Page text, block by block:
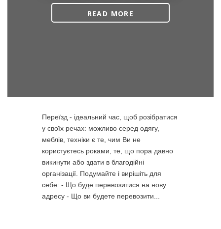
READ MORE
Переїзд - ідеальний час, щоб розібратися
у своїх речах: можливо серед одягу,
меблів, техніки є те, чим Ви не
користуєтесь роками, те, що пора давно
викинути або здати в благодійні
організації. Подумайте і вирішіть для
себе: - Що буде перевозитися на нову
адресу - Що ви будете перевозити...